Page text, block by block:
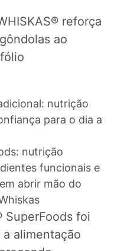
reforça
ao
nutrição
para o dia a
nutrição
funcionais e
abrir mão do
SuperFoods foi
alimentação